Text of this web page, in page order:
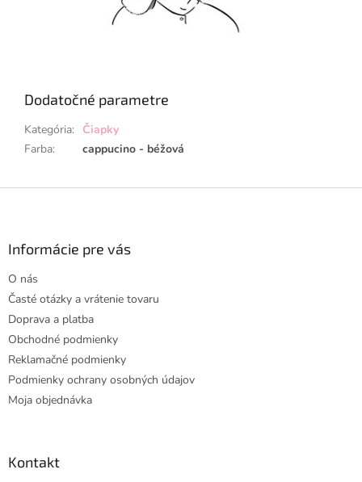
Dodatočné parametre
Kategória: Čiapky
Farba: cappucino - béžová
Informácie pre vás
O nás
Časté otázky a vrátenie tovaru
Doprava a platba
Obchodné podmienky
Reklamačné podmienky
Podmienky ochrany osobných údajov
Moja objednávka
Kontakt